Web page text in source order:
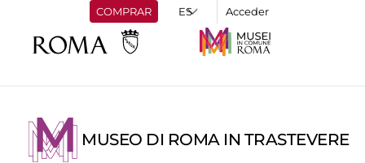
COMPRAR Acceder
MUSEO DI ROMA IN TRASTEVERE